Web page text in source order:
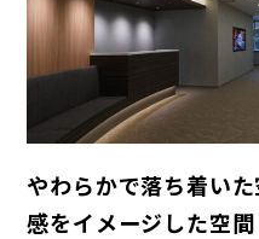
やわらかで落ち着い
感をイメージした空間